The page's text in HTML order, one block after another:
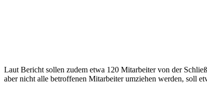
Laut Bericht sollen zudem etwa 120 Mitarbeiter von der
aber nicht alle betroffenen Mitarbeiter umziehen werden, soll